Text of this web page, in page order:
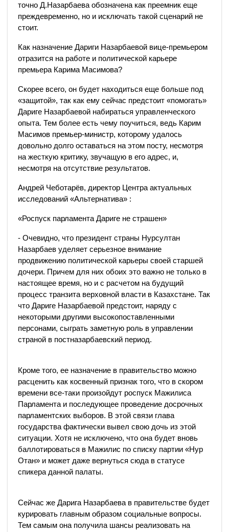
точно Д.Назарбаева обозначена как преемник еще
преждевременно, но и исключать такой сценарий не
стоит.
Как назначение Дариги Назарбаевой вице-премьером
отразится на работе и политической карьере
премьера Карима Масимова?
Скорее всего, он будет находиться еще больше под
«защитой», так как ему сейчас предстоит «помогать»
Дариге Назарбаевой набираться управленческого
опыта. Тем более есть чему поучиться, ведь Карим
Масимов премьер-министр, которому удалось
довольно долго оставаться на этом посту, несмотря
на жесткую критику, звучащую в его адрес, и,
несмотря на отсутствие результатов.
Андрей Чеботарёв, директор Центра актуальных
исследований «Альтернатива» :
«Роспуск парламента Дариге не страшен»
- Очевидно, что президент страны Нурсултан
Назарбаев уделяет серьезное внимание
продвижению политической карьеры своей старшей
дочери. Причем для них обоих это важно не только в
настоящее время, но и с расчетом на будущий
процесс транзита верховной власти в Казахстане. Так
что Дариге Назарбаевой предстоит, наряду с
некоторыми другими высокопоставленными
персонами, сыграть заметную роль в управлении
страной в постназарбаевский период.
Кроме того, ее назначение в правительство можно
расценить как косвенный признак того, что в скором
времени все-таки произойдут роспуск Мажилиса
Парламента и последующее проведение досрочных
парламентских выборов. В этой связи глава
государства фактически вывел свою дочь из этой
ситуации. Хотя не исключено, что она будет вновь
баллотироваться в Мажилис по списку партии «Нур
Отан» и может даже вернуться сюда в статусе
спикера данной палаты.
Сейчас же Дарига Назарбаева в правительстве будет
курировать главным образом социальные вопросы.
Тем самым она получила шансы реализовать на